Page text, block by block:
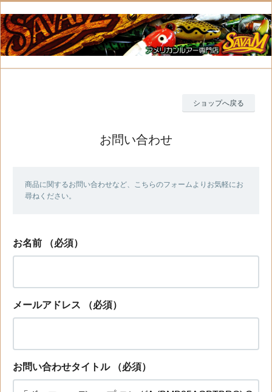
ショップへ戻る
お問い合わせ
商品に関するお問い合わせなど、こちらのフォームよりお気軽にお
尋ねください。
お名前 （必須）
メールアドレス （必須）
お問い合わせタイトル （必須）